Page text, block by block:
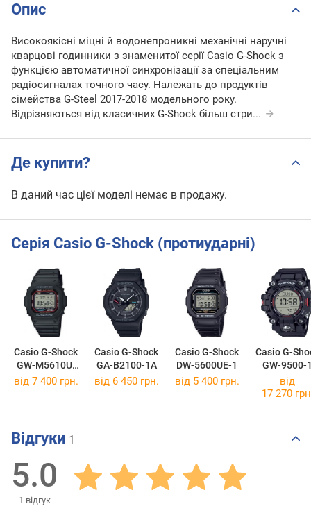
Опис
Високоякісні міцні й водонепроникні механічні наручні
кварцові годинники з знаменитої серії Casio G-Shock з
функцією автоматичної синхронізації за спеціальним
радіосигналах точного часу. Належать до продуктів
сімейства G-Steel 2017-2018 модельного року.
Відрізняються від класичних G-Shock більш стри...
Де купити?
В даний час цієї моделі немає в продажу.
Серія Casio G-Shock (протиударні)
Casio G-Shock
GW-M5610U-
1E
Casio G-Shock
GA-B2100-1A
Casio G-Shock
DW-5600UE-1
Casio G-
GW-9500-
від 7 400 грн. від 6 450 грн. від 5 400 грн.
від
17 270
Відгуки 1
5.0
1 відгук